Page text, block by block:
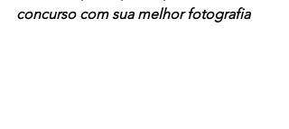
concurso com sua melhor fotografia